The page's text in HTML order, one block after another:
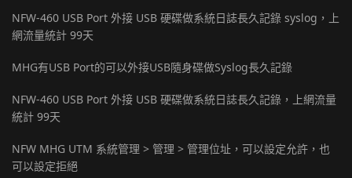
NFW-460 USB Port 外接 USB 硬碟做系統日誌長久記錄 syslog，上
網流量統計 99天
MHG有USB Port的可以外接USB隨身碟做Syslog長久記錄
NFW-460 USB Port 外接 USB 硬碟做系統日誌長久記錄，上網流量
統計 99天
NFW MHG UTM 系統管理 > 管理 > 管理位址，可以設定允許，也
可以設定拒絕